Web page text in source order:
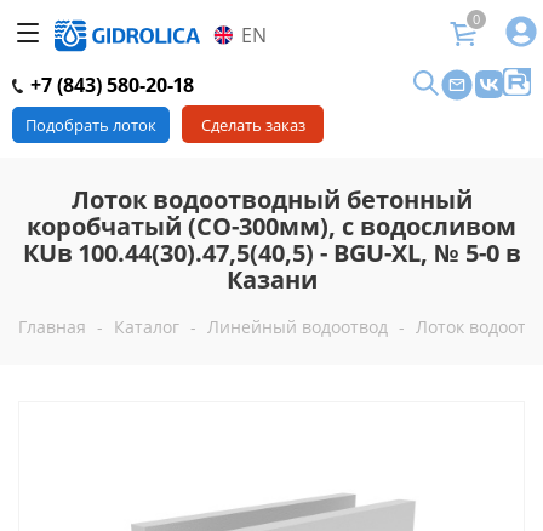
EN
0
+7 (843) 580-20-18
Подобрать лоток Сделать заказ
Лоток водоотводный бетонный
коробчатый (СО-300мм), с водосливом
КUв 100.44(30).47,5(40,5) - BGU-XL, № 5-0 в
Казани
Главная - Каталог - Линейный водоотвод - Лоток